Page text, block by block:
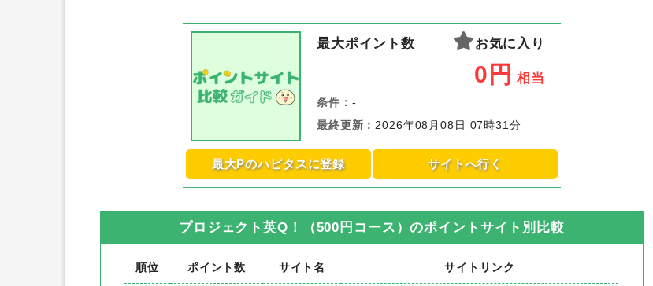
最大ポイント数 お気に入り
0 円 相当
条件： -
最終更新 ： 2026年08月08日 07時31分
最大Pのハピタスに登録 サイトへ行く
プロジェクト英Q！（500円コース）のポイントサイト別比較
順位 ポイント数 サイト名 サイトリンク